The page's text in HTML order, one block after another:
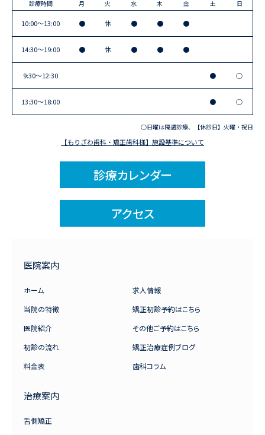
診療時間 月 火 水 木 金 土 日
10:00〜13:00 ● 休 ● ● ●
14:30〜19:00 ● 休 ● ● ●
9:30〜12:30 ● ○
13:30〜18:00 ● ○
○日曜は隔週診療、【休診日】火曜・祝日
【もりざわ歯科・矯正歯科様】施設基準について
診療カレンダー
アクセス
医院案内
ホーム
当院の特徴
医院紹介
初診の流れ
料金表
求人情報
矯正初診予約はこちら
その他ご予約はこちら
矯正治療症例ブログ
歯科コラム
治療案内
舌側矯正